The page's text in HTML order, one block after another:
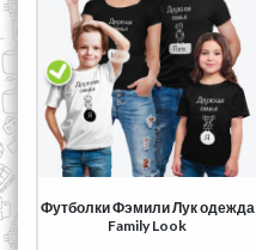
Футболки Фэмили Лук одежда
Family Look